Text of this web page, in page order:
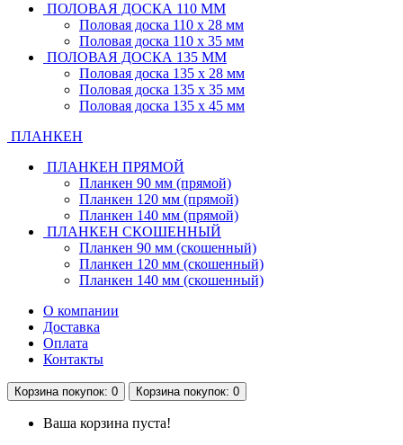
ПОЛОВАЯ ДОСКА 110 ММ
Половая доска 110 х 28 мм
Половая доска 110 х 35 мм
ПОЛОВАЯ ДОСКА 135 ММ
Половая доска 135 х 28 мм
Половая доска 135 х 35 мм
Половая доска 135 х 45 мм
ПЛАНКЕН
ПЛАНКЕН ПРЯМОЙ
Планкен 90 мм (прямой)
Планкен 120 мм (прямой)
Планкен 140 мм (прямой)
ПЛАНКЕН СКОШЕННЫЙ
Планкен 90 мм (скошенный)
Планкен 120 мм (скошенный)
Планкен 140 мм (скошенный)
О компании
Доставка
Оплата
Контакты
Корзинапокупок: 0 Корзинапокупок: 0
Ваша корзина пуста!